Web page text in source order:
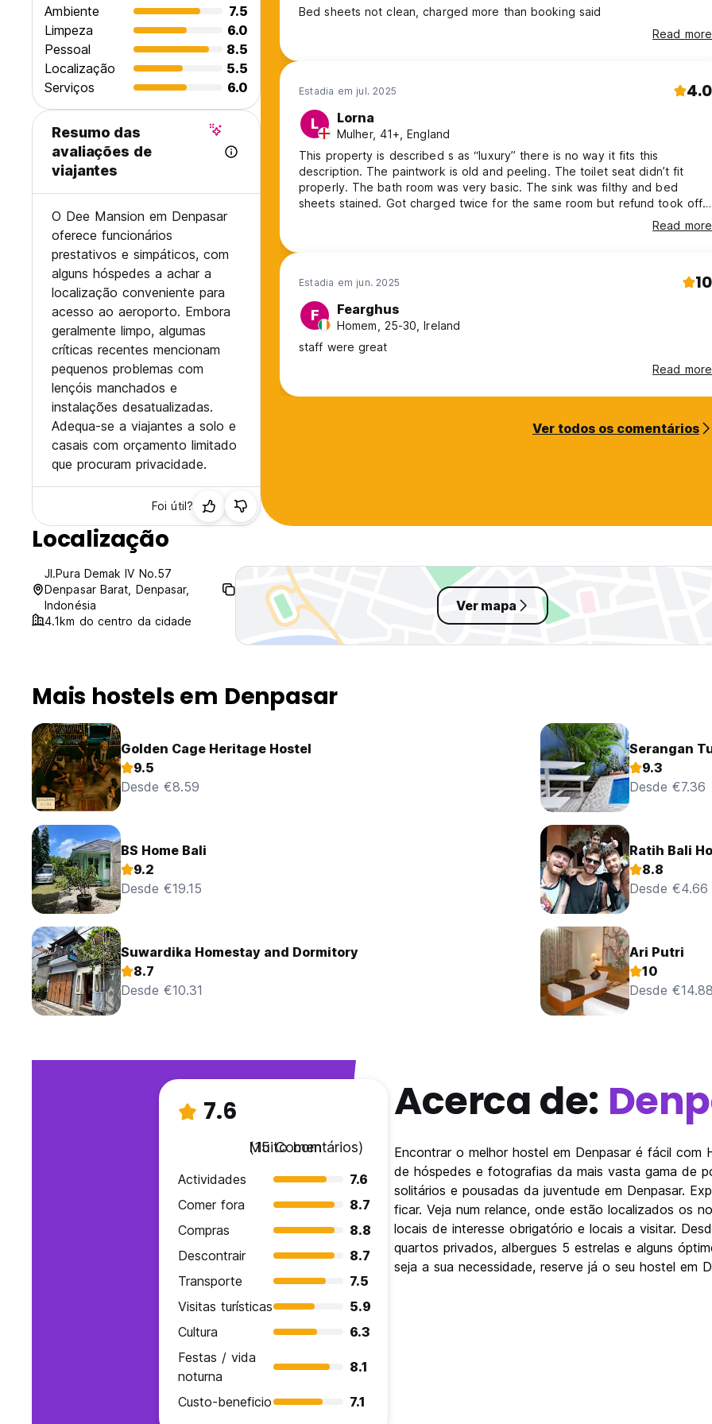
Ambiente
7.5
Limpeza
6.0
Pessoal
8.5
Localização
5.5
Serviços
6.0
Resumo das
avaliações de
viajantes
O Dee Mansion em Denpasar
oferece funcionários
prestativos e simpáticos, com
alguns hóspedes a achar a
localização conveniente para
acesso ao aeroporto. Embora
geralmente limpo, algumas
críticas recentes mencionam
pequenos problemas com
lençóis manchados e
instalações desatualizadas.
Adequa-se a viajantes a solo e
casais com orçamento limitado
que procuram privacidade.
Foi útil?
Bed sheets not clean, charged more than booking said
Read more
Estadia em jul. 2025 4.0
L Lorna
Mulher, 41+, England
This property is described s as “luxury” there is no way it fits this
description. The paintwork is old and peeling. The toilet seat didn’t fit
properly. The bath room was very basic. The sink was filthy and bed
sheets stained. Got charged twice for the same room but refund took off
Read more
Estadia em jun. 2025 10
F Fearghus
Homem, 25-30, Ireland
staff were great
Read more
Ver todos os comentários
Localização
Jl.Pura Demak IV No.57
Denpasar Barat, Denpasar,
Indonésia
4.1km do centro da cidade
Ver mapa
Mais hostels em Denpasar
Golden Cage Heritage Hostel
9.5
Desde €8.59
Serangan
9.3
Desde €7.36
BS Home Bali
9.2
Desde €19.15
Ratih Bali
8.8
Desde €4.66
Suwardika Homestay and Dormitory
8.7
Desde €10.31
Ari Putri
10
Desde
7.6
Muito bom
(15 Comentários)
Actividades
7.6
Comer fora
8.7
Compras
8.8
Descontrair
8.7
Transporte
7.5
Visitas turísticas
5.9
Cultura
6.3
Festas / vida
noturna
8.1
Custo-beneficio 7.1
Acerca de:
Encontrar o melhor hostel em Denpasar é fácil com
de hóspedes e fotografias da mais vasta gama de
solitários e pousadas da juventude em Denpasar.
ficar. Veja num relance, onde estão localizados os
locais de interesse obrigatório e locais a visitar.
quartos privados, albergues 5 estrelas e alguns
seja a sua necessidade, reserve já o seu hostel em